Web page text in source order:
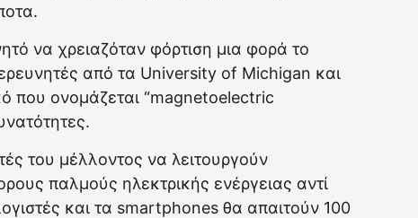
να χρειαζόταν φόρτιση μια φορά το
από τα University of Michigan και
που ονομάζεται “magnetoelectric
του μέλλοντος να λειτουργούν
παλμούς ηλεκτρικής ενέργειας αντί
και τα smartphones θα απαιτούν 100